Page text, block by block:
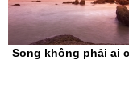
Song không phải ai